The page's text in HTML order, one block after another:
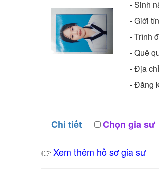
- Sinh
- Giới
- Trình
- Quê
- Địa
- Đăng
Chi tiết Chọn gia sư
👉Xem thêm hồ sơ gia sư